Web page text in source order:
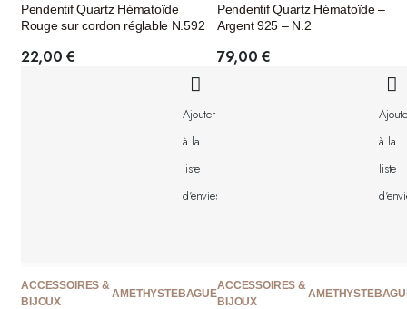
Pendentif Quartz Hématoïde
Rouge sur cordon réglable N.592
22,00€
Pendentif Quartz Hématoïde –
Argent 925 – N.2
79,00€
Ajouter
à la
liste
d'envies
ACCESSOIRES &
BIJOUX
AMETHYSTEBAGUE
à la
liste
ACCESSOIRES &
BIJOUX
AMETHYSTE